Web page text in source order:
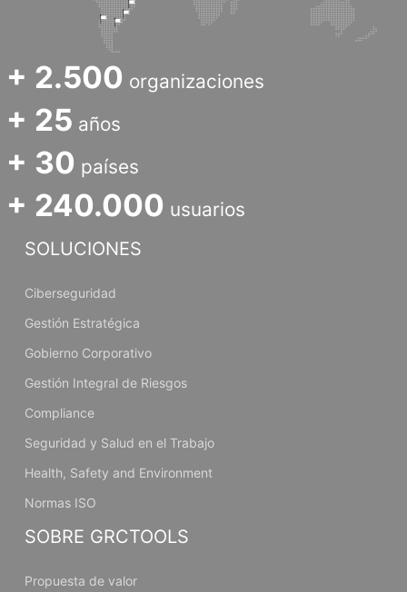
+ 2.500 organizaciones
+ 25 años
+ 30 países
+ 240.000 usuarios
SOLUCIONES
Ciberseguridad
Gestión Estratégica
Gobierno Corporativo
Gestión Integral de Riesgos
Compliance
Seguridad y Salud en el Trabajo
Health, Safety and Environment
Normas ISO
SOBRE GRCTOOLS
Propuesta de valor